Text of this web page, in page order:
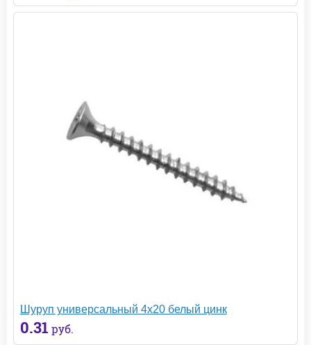
Шуруп универсальный 4х20 белый цинк
0.31 руб.